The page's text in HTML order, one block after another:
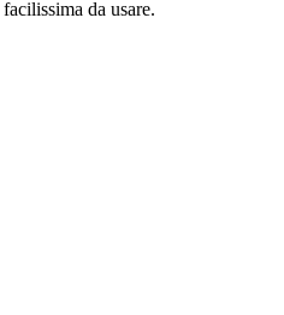
da usare.